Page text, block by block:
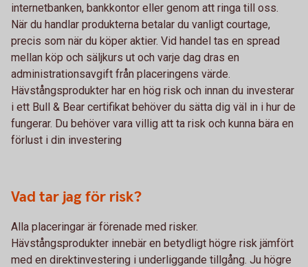
internetbanken, bankkontor eller genom att ringa till oss.
När du handlar produkterna betalar du vanligt courtage,
precis som när du köper aktier. Vid handel tas en spread
mellan köp och säljkurs ut och varje dag dras en
administrationsavgift från placeringens värde.
Hävstångsprodukter har en hög risk och innan du investerar
i ett Bull & Bear certifikat behöver du sätta dig väl in i hur de
fungerar. Du behöver vara villig att ta risk och kunna bära en
förlust i din investering
Vad tar jag för risk?
Alla placeringar är förenade med risker.
Hävstångsprodukter innebär en betydligt högre risk jämfört
med en direktinvestering i underliggande tillgång. Ju högre